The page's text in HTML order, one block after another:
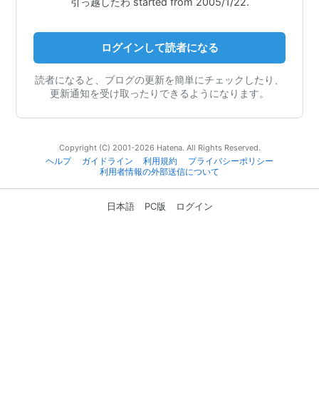
ログインして読者になる
読者になると、ブログの更新を簡単にチェックしたり、
更新通知を受け取ったりできるようになります。
Copyright (C) 2001-2026 Hatena. All Rights Reserved.
ヘルプ
ガイドライン 利用規約
プライバシーポリシー
利用者情報の外部送信について
日本語 PC版 ログイン